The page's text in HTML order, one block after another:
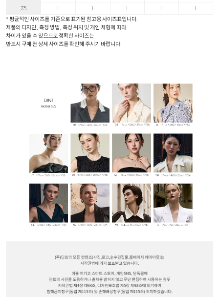
75
L L L L L
* 평균적인 사이즈를 기준으로 표기된 참고용 사이즈표입니다.
제품의 디자인, 측정 방법, 측정 위치 및 개인 체형에 따라
차이가 있을 수 있으므로 정확한 사이즈는
반드시 구매 전 상세 사이즈를 확인해 주시기 바랍니다.